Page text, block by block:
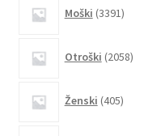
Moški 3391izdelkov
Otroški 2058
Ženski 405izdelkov